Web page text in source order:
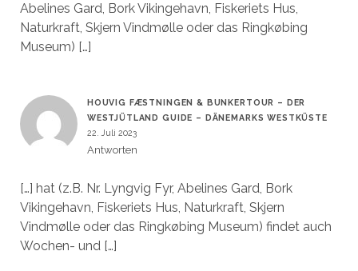
Abelines Gard, Bork Vikingehavn, Fiskeriets Hus,
Naturkraft, Skjern Vindmølle oder das Ringkøbing
Museum) […]
HOUVIG FÆSTNINGEN & BUNKERTOUR – DER
WESTJÜTLAND GUIDE – DÄNEMARKS WESTKÜSTE
22. Juli 2023
Antworten
[…] hat (z.B. Nr. Lyngvig Fyr, Abelines Gard, Bork
Vikingehavn, Fiskeriets Hus, Naturkraft, Skjern
Vindmølle oder das Ringkøbing Museum) findet auch
Wochen- und […]